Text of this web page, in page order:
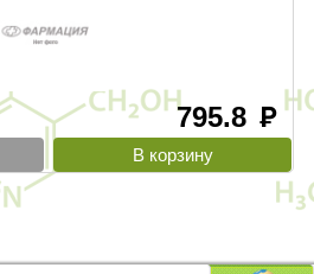
795.8 руб